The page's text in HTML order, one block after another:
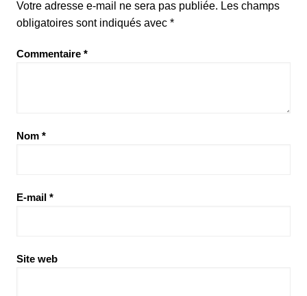
Votre adresse e-mail ne sera pas publiée. Les champs
obligatoires sont indiqués avec *
Commentaire *
Nom *
E-mail *
Site web